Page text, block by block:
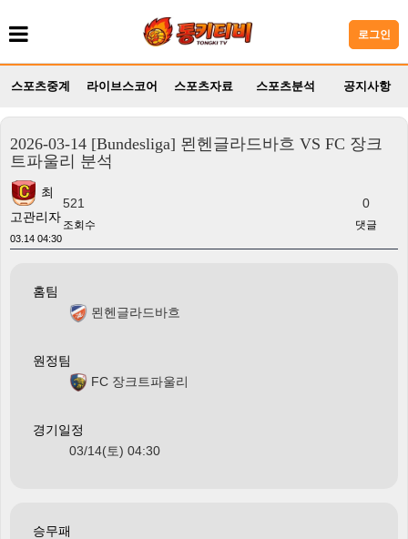
로그인
스포츠중계 라이브스코어 스포츠자료 스포츠분석 공지사항
2026-03-14 [Bundesliga] 묀헨글라드바흐 VS FC 장크
트파울리 분석
최
고관리자
03.14 04:30
521
조회수
0
댓글
홈팀
묀헨글라드바흐
원정팀
FC 장크트파울리
경기일정
03/14(토) 04:30
승무패